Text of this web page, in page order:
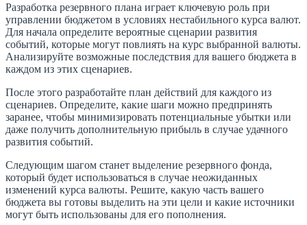
Разработка резервного плана играет ключевую роль при
управлении бюджетом в условиях нестабильного курса валют.
Для начала определите вероятные сценарии развития
событий, которые могут повлиять на курс выбранной валюты.
Анализируйте возможные последствия для вашего бюджета в
каждом из этих сценариев.
После этого разработайте план действий для каждого из
сценариев. Определите, какие шаги можно предпринять
заранее, чтобы минимизировать потенциальные убытки или
даже получить дополнительную прибыль в случае удачного
развития событий.
Следующим шагом станет выделение резервного фонда,
который будет использоваться в случае неожиданных
изменений курса валюты. Решите, какую часть вашего
бюджета вы готовы выделить на эти цели и какие источники
могут быть использованы для его пополнения.